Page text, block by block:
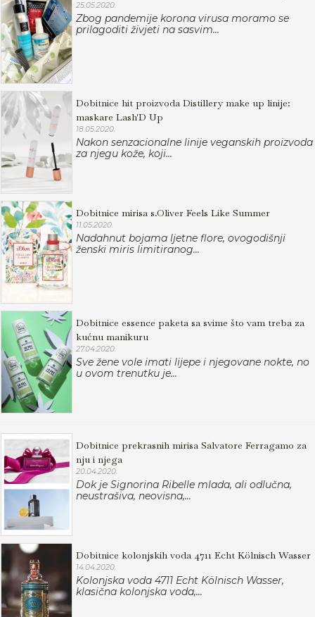
25.05.2020.
Zbog pandemije korona virusa moramo se
prilagoditi živjeti na sasvim...
Dobitnice hit proizvoda Distillery make up linije:
maskare Lash'D Up
18.05.2020.
Nakon senzacionalne linije veganskih proizvoda
za njegu kože, koji...
Dobitnice mirisa s.Oliver Feels Like Summer
11.05.2020.
Nadahnut bojama ljetne flore, ovogodišnji
ženski miris limitiranog...
Dobitnice essence paketa sa svime što vam treba za
kućnu manikuru
27.04.2020.
Sve žene vole imati lijepe i njegovane nokte, no
u ovom trenutku je...
Dobitnice prekrasnih mirisa Salvatore Ferragamo za
nju i njega
20.04.2020.
Dok je Signorina Ribelle mlada, ali odlučna,
neustrašiva, neovisna,...
Dobitnice kolonjskih voda 4711 Echt Kölnisch Wasser
14.04.2020.
Kolonjska voda 4711 Echt Kölnisch Wasser,
klasična kolonjska voda,...